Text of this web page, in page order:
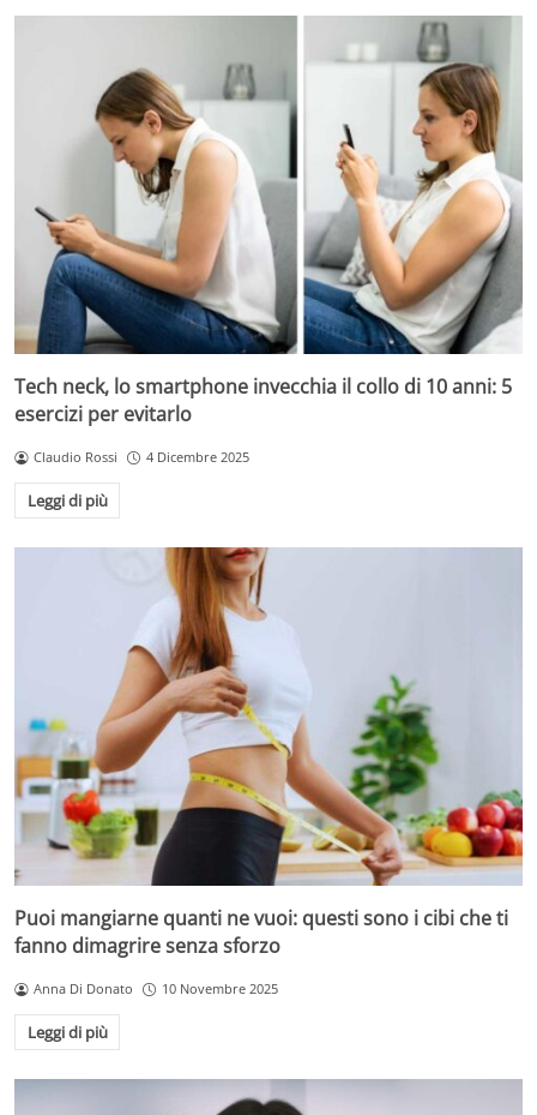
Tech neck, lo smartphone invecchia il collo di 10 anni: 5
esercizi per evitarlo
Claudio Rossi 4 Dicembre 2025
Leggi di più
Puoi mangiarne quanti ne vuoi: questi sono i cibi che ti
fanno dimagrire senza sforzo
Anna Di Donato 10 Novembre 2025
Leggi di più